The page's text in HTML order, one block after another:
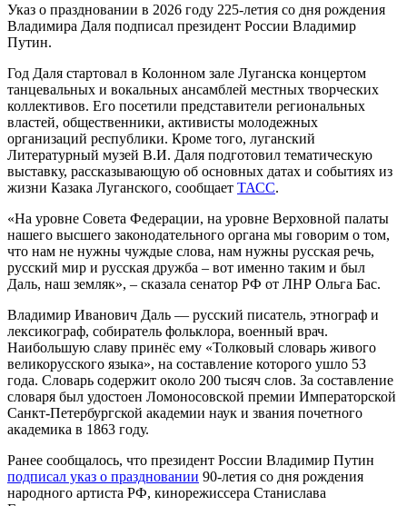
Указ о праздновании в 2026 году 225-летия со дня рождения
Владимира Даля подписал президент России Владимир
Путин.
Год Даля стартовал в Колонном зале Луганска концертом
танцевальных и вокальных ансамблей местных творческих
коллективов. Его посетили представители региональных
властей, общественники, активисты молодежных
организаций республики. Кроме того, луганский
Литературный музей В.И. Даля подготовил тематическую
выставку, рассказывающую об основных датах и событиях из
жизни Казака Луганского, сообщает ТАСС.
«На уровне Совета Федерации, на уровне Верховной палаты
нашего высшего законодательного органа мы говорим о том,
что нам не нужны чуждые слова, нам нужны русская речь,
русский мир и русская дружба – вот именно таким и был
Даль, наш земляк», – сказала сенатор РФ от ЛНР Ольга Бас.
Владимир Иванович Даль — русский писатель, этнограф и
лексикограф, собиратель фольклора, военный врач.
Наибольшую славу принёс ему «Толковый словарь живого
великорусского языка», на составление которого ушло 53
года. Словарь содержит около 200 тысяч слов. За составление
словаря был удостоен Ломоносовской премии Императорской
Санкт-Петербургской академии наук и звания почетного
академика в 1863 году.
Ранее сообщалось, что президент России Владимир Путин
подписал указ о праздновании 90-летия со дня рождения
народного артиста РФ, кинорежиссера Станислава